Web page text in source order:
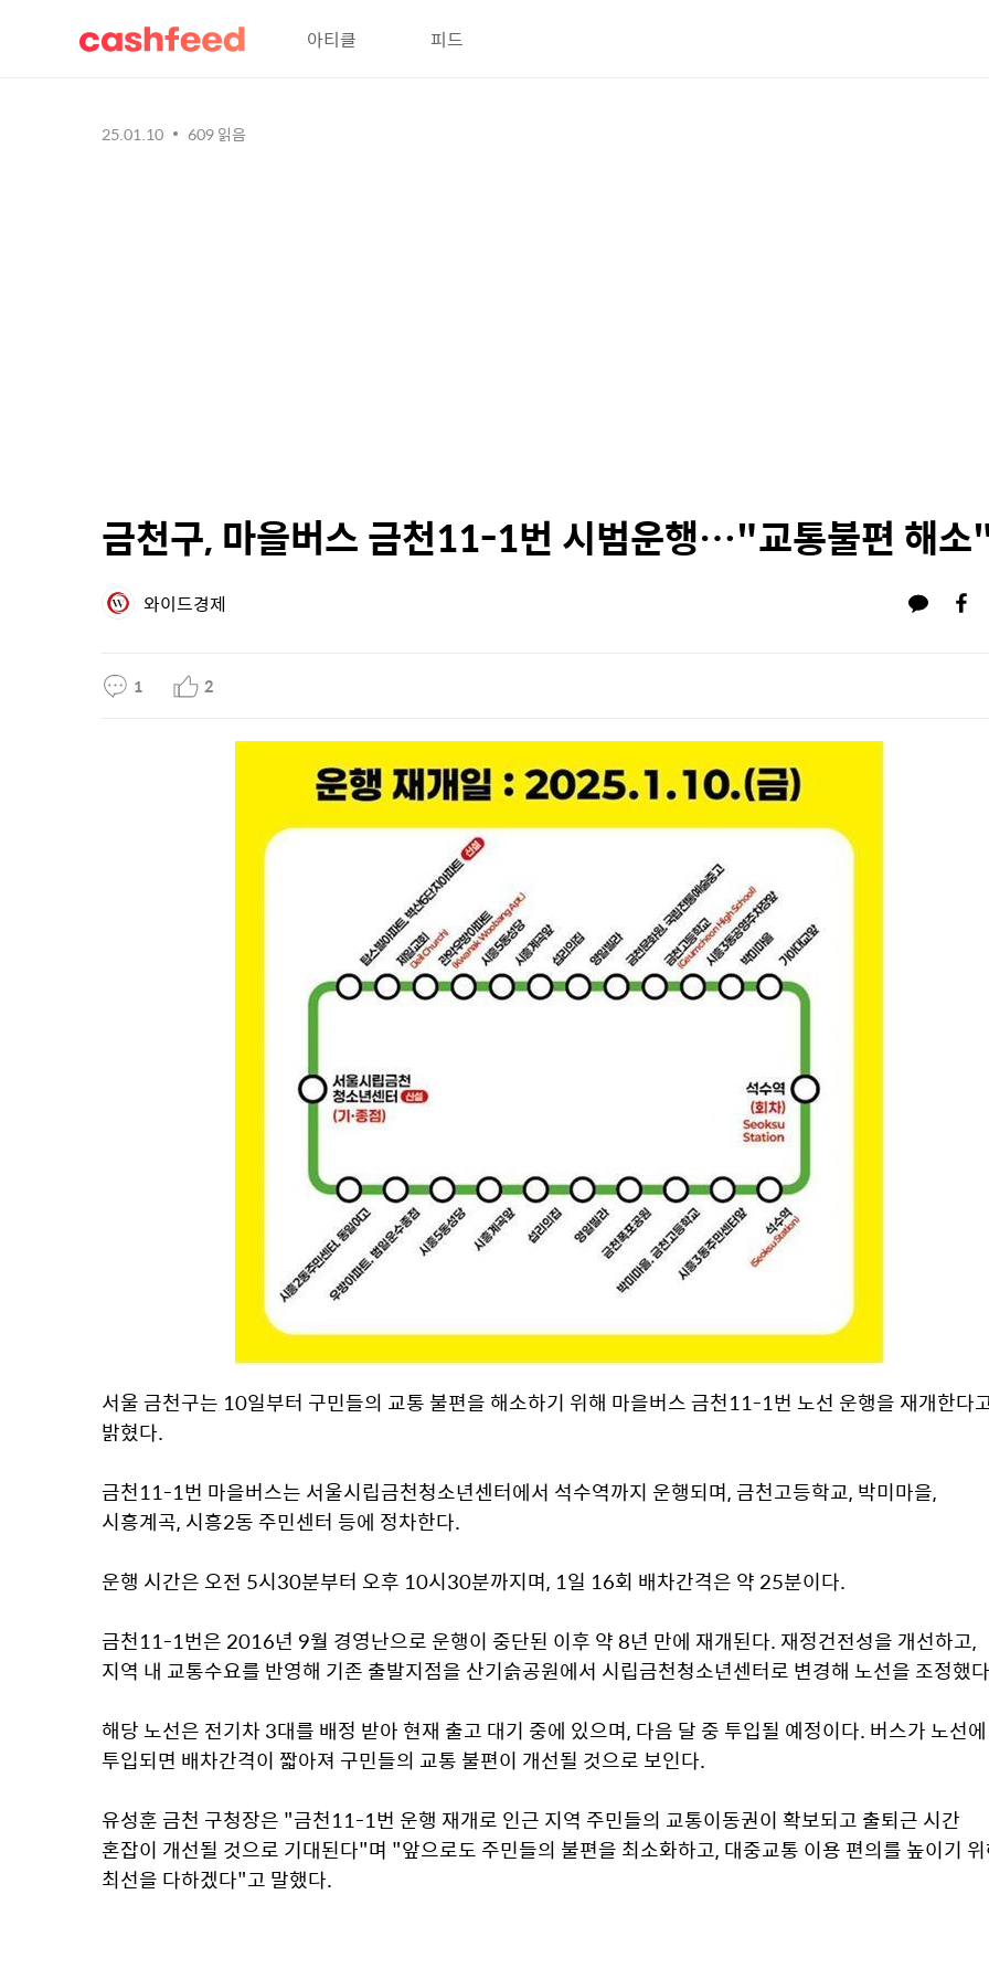
아티클 피드
25.01.10 609 읽음
금천구, 마을버스 금천11-1번 시범운행…"교통불편 해
와이드경제
1 2
서울 금천구는 10일부터 구민들의 교통 불편을 해소하기 위해 마을버스 금천11-1번 노선 운행을 재개한다
밝혔다.
금천11-1번 마을버스는 서울시립금천청소년센터에서 석수역까지 운행되며, 금천고등학교, 박미마을,
시흥계곡, 시흥2동 주민센터 등에 정차한다.
운행 시간은 오전 5시30분부터 오후 10시30분까지며, 1일 16회 배차간격은 약 25분이다.
금천11-1번은 2016년 9월 경영난으로 운행이 중단된 이후 약 8년 만에 재개된다. 재정건전성을 개선하고,
지역 내 교통수요를 반영해 기존 출발지점을 산기슭공원에서 시립금천청소년센터로 변경해 노선을 조정했
해당 노선은 전기차 3대를 배정 받아 현재 출고 대기 중에 있으며, 다음 달 중 투입될 예정이다. 버스가 노선에
투입되면 배차간격이 짧아져 구민들의 교통 불편이 개선될 것으로 보인다.
유성훈 금천 구청장은 "금천11-1번 운행 재개로 인근 지역 주민들의 교통이동권이 확보되고 출퇴근 시간
혼잡이 개선될 것으로 기대된다"며 "앞으로도 주민들의 불편을 최소화하고, 대중교통 이용 편의를 높이기
최선을 다하겠다"고 말했다.